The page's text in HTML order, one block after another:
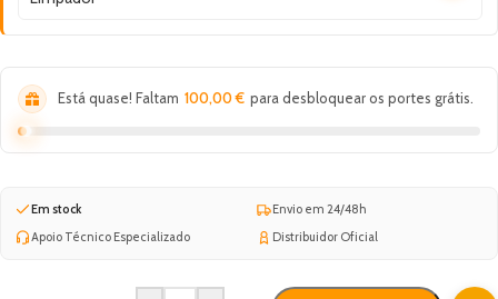
Está quase! Faltam 100,00€ para desbloquear os portes grátis.
Em stock
Envio em 24/48h
Apoio Técnico Especializado
Distribuidor Oficial